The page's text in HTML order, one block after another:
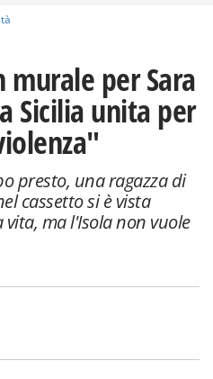
murale per Sara
Sicilia unita per
presto, una ragazza di
cassetto si è vista
ma l'Isola non vuole